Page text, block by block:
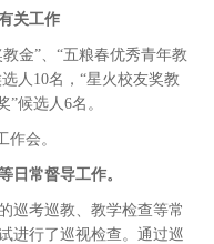
关工作
金”、“五粮春优秀青年教
人10名，“星火校友奖教
候选人6名。
作会。
日常督导工作。
巡考巡教、教学检查等常
进行了巡视检查。通过巡